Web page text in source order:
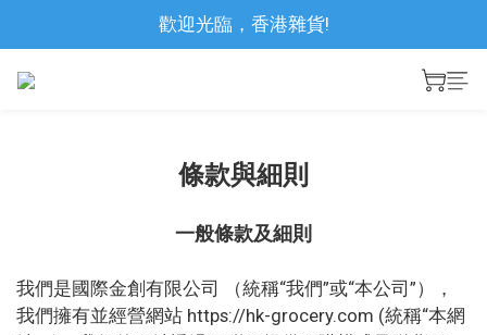
歡迎光臨，香港雜貨!
條款與細則
一般條款及細則
我們是國際金創有限公司 （統稱“我們”或“本公司”），
我們擁有並經營網站 https://hk-grocery.com (統稱“本網